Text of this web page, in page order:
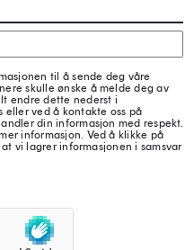
til å sende deg våre
skulle ønske å melde deg av
endre dette nederst i
eller ved å kontakte oss på
din informasjon med respekt.
informasjon. Ved å klikke på
vi lagrer informasjonen i samsvar